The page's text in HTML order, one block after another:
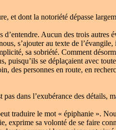
dont la notoriété dépasse
Aucun des trois autres
s’ajouter au texte de
sa sobriété. Comment
se déplaçaient avec
personnes en route, en
dans l’exubérance des détails,
traduire le mot « épiphanie ».
sa volonté de se faire